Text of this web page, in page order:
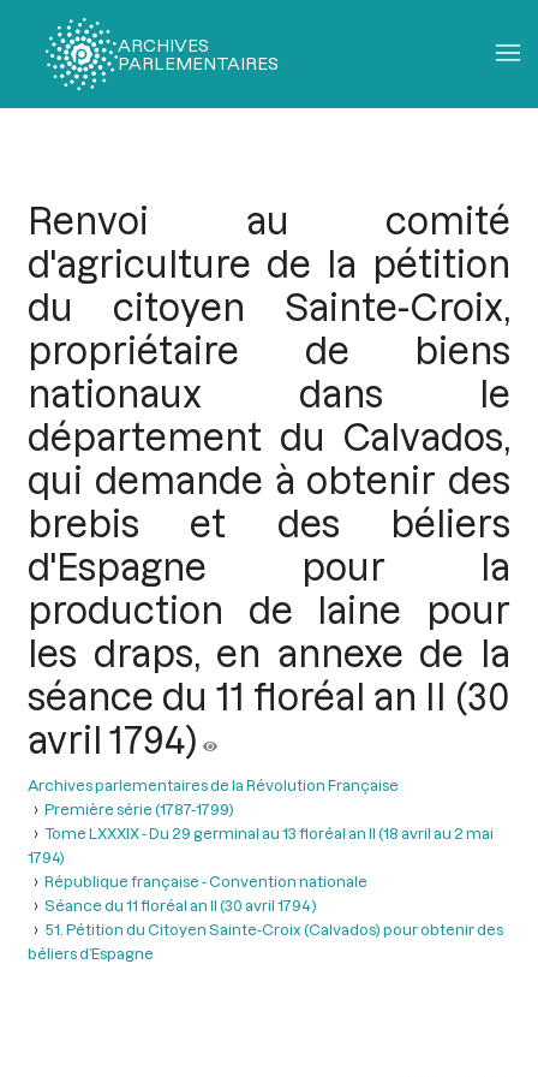
ARCHIVES
PARLEMENTAIRES
Renvoi au comité
d'agriculture de la pétition
du citoyen Sainte-Croix,
propriétaire de biens
nationaux dans le
département du Calvados,
qui demande à obtenir des
brebis et des béliers
d'Espagne pour la
production de laine pour
les draps, en annexe de la
séance du 11 floréal an II (30
avril 1794)
Archives parlementaires de la Révolution Française
Première série (1787-1799)
Tome LXXXIX - Du 29 germinal au 13 floréal an II (18 avril au 2 mai
1794)
République française - Convention nationale
Séance du 11 floréal an II (30 avril 1794 )
51. Pétition du Citoyen Sainte-Croix (Calvados) pour obtenir des
béliers d’Espagne